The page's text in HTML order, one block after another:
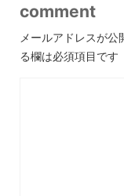
comment
メールアドレスが公
る欄は必須項目です